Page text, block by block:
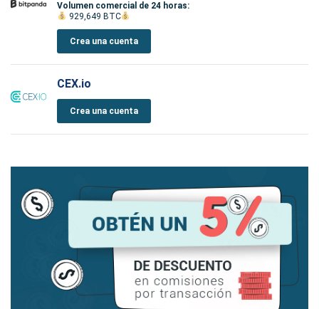
Volumen comercial de 24 horas:
929,649 BTC
Crea una cuenta
CEX.io
Crea una cuenta